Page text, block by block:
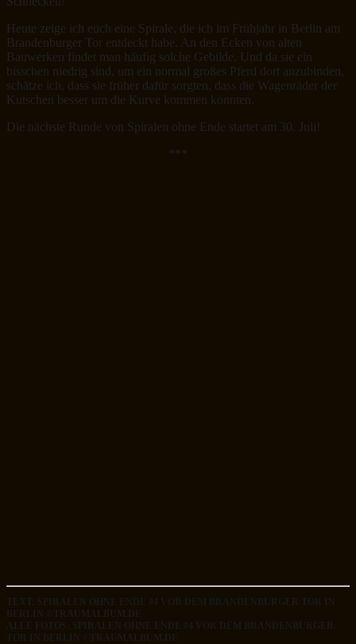
Heute zeige ich euch eine Spirale, die ich im Frühjahr in Berlin am
Brandenburger Tor entdeckt habe. An den Ecken von alten
Bauwerken findet man häufig solche Gebilde. Und da sie ein
bisschen niedrig sind, um ein normal großes Pferd dort anzubinden,
schätze ich, dass sie früher dafür sorgten, dass die Wagenräder der
Kutschen besser um die Kurve kommen konnten.
Die nächste Runde von Spiralen ohne Ende startet am 30. Juli!
***
TEXT: SPIRALEN OHNE ENDE #4 VOR DEM BRANDENBURGER TOR IN
BERLIN ©TRAUMALBUM.DE
ALLE FOTOS: SPIRALEN OHNE ENDE #4 VOR DEM BRANDENBURGER
TOR IN BERLIN ©TRAUMALBUM.DE